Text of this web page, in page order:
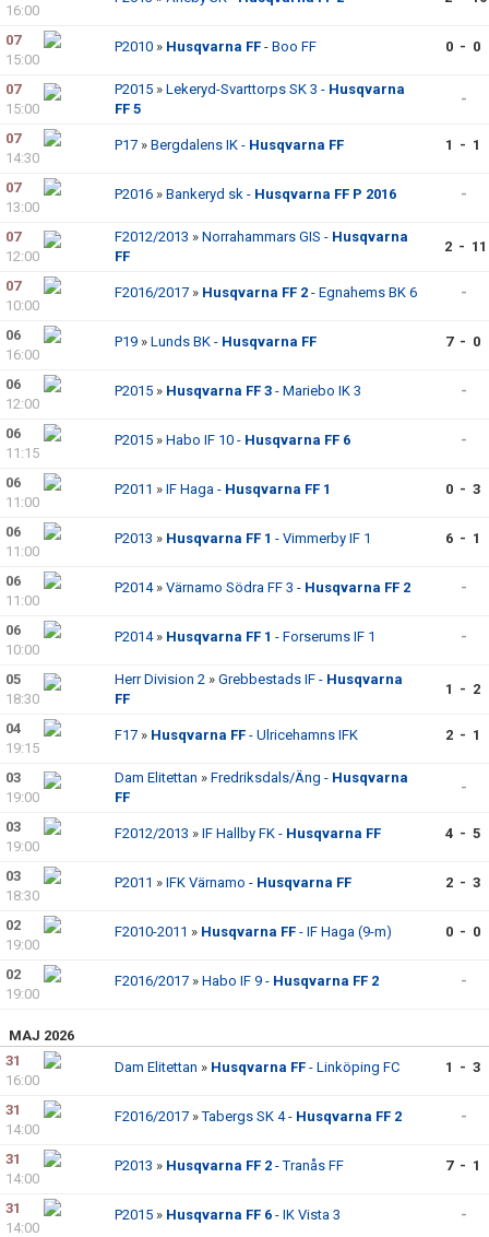
16:00
07
15:00
P2010 » Husqvarna FF - Boo FF 0 - 0
07
15:00
P2015 » Lekeryd-Svarttorps SK 3 - Husqvarna
FF 5
-
07
14:30
P17 » Bergdalens IK - Husqvarna FF 1 - 1
07
13:00
P2016 » Bankeryd sk - Husqvarna FF P 2016 -
07
12:00
F2012/2013 » Norrahammars GIS - Husqvarna
FF
2 - 11
07
10:00
F2016/2017 » Husqvarna FF 2 - Egnahems BK 6 -
06
16:00
P19 » Lunds BK - Husqvarna FF 7 - 0
06
12:00
P2015 » Husqvarna FF 3 - Mariebo IK 3 -
06
11:15
P2015 » Habo IF 10 - Husqvarna FF 6 -
06
11:00
P2011 » IF Haga - Husqvarna FF 1 0 - 3
06
11:00
P2013 » Husqvarna FF 1 - Vimmerby IF 1 6 - 1
06
11:00
P2014» Värnamo Södra FF 3 - Husqvarna FF 2 -
06
10:00
P2014» Husqvarna FF 1 - Forserums IF 1 -
05
18:30
Herr Division 2 » Grebbestads IF - Husqvarna
FF
1 - 2
04
19:15
F17 » Husqvarna FF - Ulricehamns IFK 2 - 1
03
19:00
Dam Elitettan » Fredriksdals/Äng - Husqvarna
FF
-
03
19:00
F2012/2013 » IF Hallby FK - Husqvarna FF 4 - 5
03
18:30
P2011 » IFK Värnamo - Husqvarna FF 2 - 3
02
19:00
F2010-2011 » Husqvarna FF - IF Haga (9-m) 0 - 0
02
19:00
F2016/2017 » Habo IF 9 - Husqvarna FF 2 -
MAJ 2026
31
16:00
Dam Elitettan » Husqvarna FF - Linköping FC 1 - 3
31
14:00
F2016/2017 »Tabergs SK 4 - Husqvarna FF 2 -
31
14:00
P2013 » Husqvarna FF 2 - Tranås FF 7 - 1
31
14:00
P2015 » Husqvarna FF 6 - IK Vista 3 -